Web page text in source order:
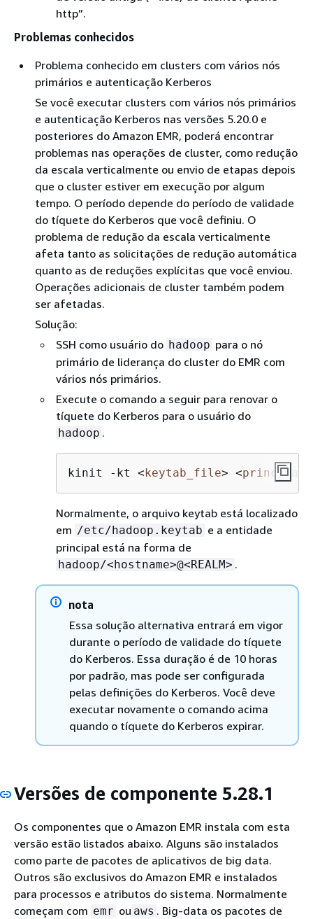
http”.
Problemas conhecidos
Problema conhecido em clusters com vários nós
primários e autenticação Kerberos
Se você executar clusters com vários nós primários
e autenticação Kerberos nas versões 5.20.0 e
posteriores do Amazon EMR, poderá encontrar
problemas nas operações de cluster, como redução
da escala verticalmente ou envio de etapas depois
que o cluster estiver em execução por algum
tempo. O período depende do período de validade
do tíquete do Kerberos que você definiu. O
problema de redução da escala verticalmente
afeta tanto as solicitações de redução automática
quanto as de reduções explícitas que você enviou.
Operações adicionais de cluster também podem
ser afetadas.
Solução:
SSH como usuário do hadoop para o nó
primário de liderança do cluster do EMR com
vários nós primários.
Execute o comando a seguir para renovar o
tíquete do Kerberos para o usuário do
hadoop .
kinit -kt <keytab_file> <principal
Normalmente, o arquivo keytab está localizado
em /etc/hadoop.keytab e a entidade
principal está na forma de
hadoop/<hostname>@<REALM> .
nota
Essa solução alternativa entrará em vigor
durante o período de validade do tíquete
do Kerberos. Essa duração é de 10 horas
por padrão, mas pode ser configurada
pelas definições do Kerberos. Você deve
executar novamente o comando acima
quando o tíquete do Kerberos expirar.
Versões de componente 5.28.1
Os componentes que o Amazon EMR instala com esta
versão estão listados abaixo. Alguns são instalados
como parte de pacotes de aplicativos de big data.
Outros são exclusivos do Amazon EMR e instalados
para processos e atributos do sistema. Normalmente
começam com emr ou aws . Big-data os pacotes de